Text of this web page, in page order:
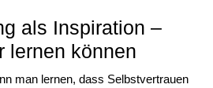
als Inspiration –
lernen können
man lernen, dass Selbstvertrauen